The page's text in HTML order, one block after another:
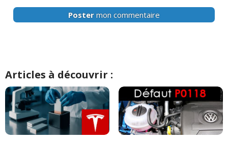
Poster mon commentaire
Articles à découvrir :